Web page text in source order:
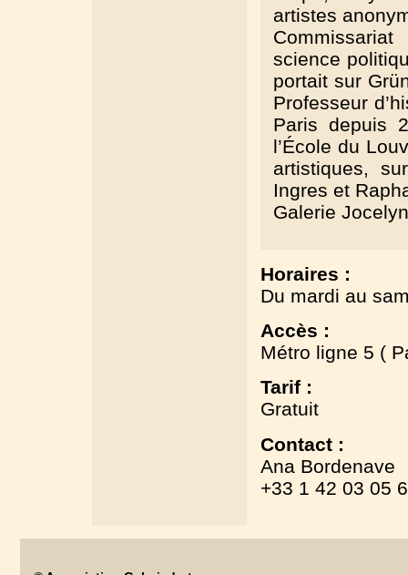
artistes
science
portait sur
Professeur
Paris depuis
l’École du
artistiques,
Ingres et
Galerie
Horaires :
Du mardi au
Accès :
Métro ligne 5 (
Tarif :
Gratuit
Contact :
Ana Bordenave
+33 1 42 03 05